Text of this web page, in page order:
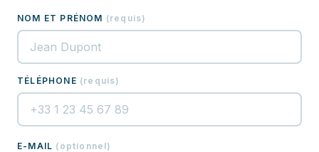
NOM ET PRÉNOM (requis)
TÉLÉPHONE (requis)
E-MAIL ( optionnel)